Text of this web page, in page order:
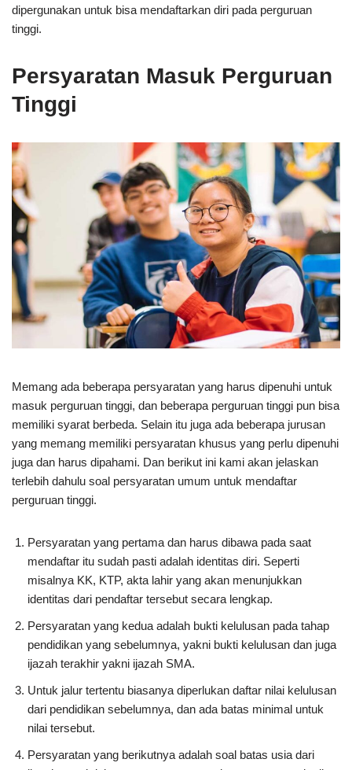
dipergunakan untuk bisa mendaftarkan diri pada perguruan
tinggi.
Persyaratan Masuk Perguruan
Tinggi
Memang ada beberapa persyaratan yang harus dipenuhi untuk
masuk perguruan tinggi, dan beberapa perguruan tinggi pun bisa
memiliki syarat berbeda. Selain itu juga ada beberapa jurusan
yang memang memiliki persyaratan khusus yang perlu dipenuhi
juga dan harus dipahami. Dan berikut ini kami akan jelaskan
terlebih dahulu soal persyaratan umum untuk mendaftar
perguruan tinggi.
Persyaratan yang pertama dan harus dibawa pada saat
mendaftar itu sudah pasti adalah identitas diri. Seperti
misalnya KK, KTP, akta lahir yang akan menunjukkan
identitas dari pendaftar tersebut secara lengkap.
Persyaratan yang kedua adalah bukti kelulusan pada tahap
pendidikan yang sebelumnya, yakni bukti kelulusan dan juga
ijazah terakhir yakni ijazah SMA.
Untuk jalur tertentu biasanya diperlukan daftar nilai kelulusan
dari pendidikan sebelumnya, dan ada batas minimal untuk
nilai tersebut.
Persyaratan yang berikutnya adalah soal batas usia dari